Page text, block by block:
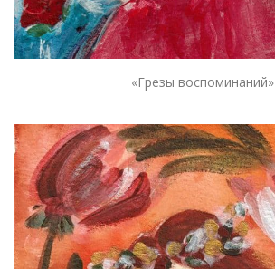
«Грезы воспоминаний»